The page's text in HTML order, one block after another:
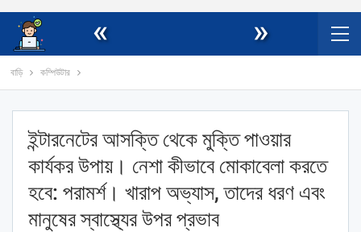
« »
বাড়ি কম্পিউটার
ইন্টারনেটের আসক্তি থেকে মুক্তি পাওয়ার
কার্যকর উপায়। নেশা কীভাবে মোকাবেলা করতে
হবে: পরামর্শ। খারাপ অভ্যাস, তাদের ধরণ এবং
মানুষের স্বাস্থ্যের উপর প্রভাব